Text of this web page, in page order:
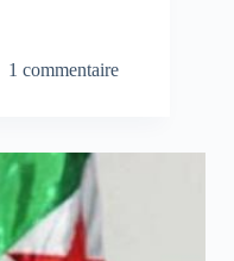
1 commentaire